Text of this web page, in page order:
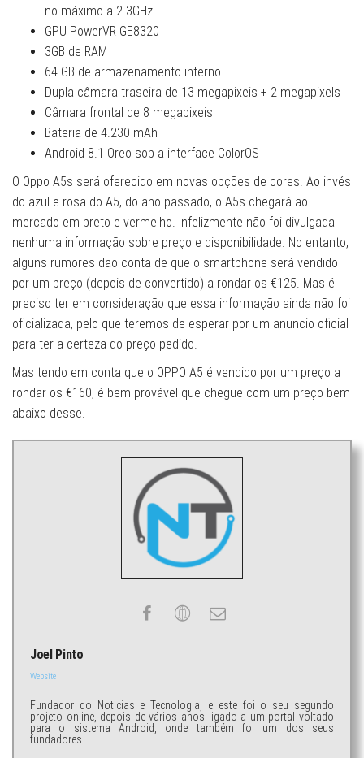
no máximo a 2.3GHz
GPU PowerVR GE8320
3GB de RAM
64 GB de armazenamento interno
Dupla câmara traseira de 13 megapixeis + 2 megapixels
Câmara frontal de 8 megapixeis
Bateria de 4.230 mAh
Android 8.1 Oreo sob a interface ColorOS
O Oppo A5s será oferecido em novas opções de cores. Ao invés
do azul e rosa do A5, do ano passado, o A5s chegará ao
mercado em preto e vermelho. Infelizmente não foi divulgada
nenhuma informação sobre preço e disponibilidade. No entanto,
alguns rumores dão conta de que o smartphone será vendido
por um preço (depois de convertido) a rondar os €125. Mas é
preciso ter em consideração que essa informação ainda não foi
oficializada, pelo que teremos de esperar por um anuncio oficial
para ter a certeza do preço pedido.
Mas tendo em conta que o OPPO A5 é vendido por um preço a
rondar os €160, é bem provável que chegue com um preço bem
abaixo desse.
Joel Pinto
Website
Fundador do Noticias e Tecnologia, e este foi o seu segundo
projeto online, depois de vários anos ligado a um portal voltado
para o sistema Android, onde também foi um dos seus
fundadores.